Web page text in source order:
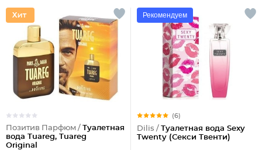
Позитив Парфюм / Туалетная
вода Tuareg, Tuareg
Original
Рекомендуем
(6)
Dilis / Туалетная вода Sexy
Twenty (Секси Твенти)